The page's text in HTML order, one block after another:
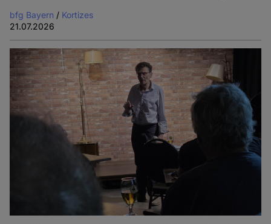
bfg Bayern / Kortizes
21.07.2026